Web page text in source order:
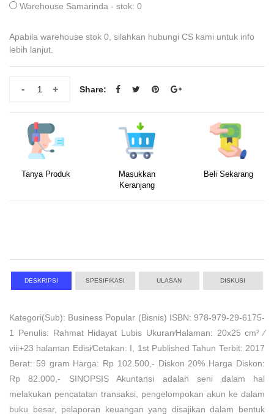
Warehouse Samarinda - stok: 0
Apabila warehouse stok 0, silahkan hubungi CS kami untuk info
lebih lanjut.
+
- Share:
Tanya Produk
Masukkan
Keranjang
Beli Sekarang
DESKRIPSI SPESIFIKASI ULASAN DISKUSI
Kategori(Sub): Business Popular (Bisnis) ISBN: 978-979-29-6175-
1 Penulis: Rahmat Hidayat Lubis Ukuran⁄Halaman: 20x25 cm² ⁄
viii+23 halaman Edisi⁄Cetakan: I, 1st Published Tahun Terbit: 2017
Berat: 59 gram Harga: Rp 102.500,- Diskon 20% Harga Diskon:
Rp 82.000,- SINOPSIS Akuntansi adalah seni dalam hal
melakukan pencatatan transaksi, pengelompokan akun ke dalam
buku besar, pelaporan keuangan yang disajikan dalam bentuk